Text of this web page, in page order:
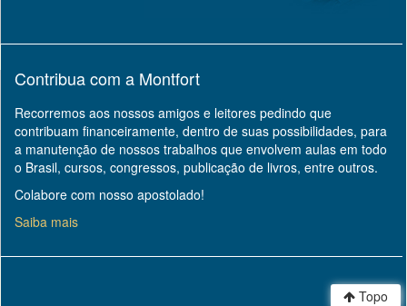
Topo
Contribua com a Montfort
Recorremos aos nossos amigos e leitores pedindo que
contribuam financeiramente, dentro de suas possibilidades, para
a manutenção de nossos trabalhos que envolvem aulas em todo
o Brasil, cursos, congressos, publicação de livros, entre outros.
Colabore com nosso apostolado!
Saiba mais